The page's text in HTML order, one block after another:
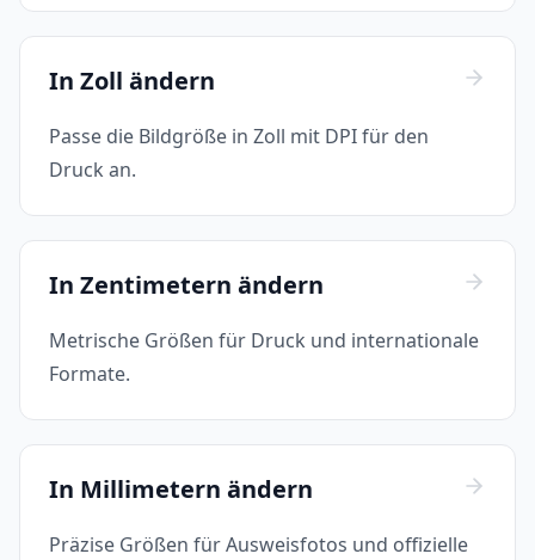
In Zoll ändern
Passe die Bildgröße in Zoll mit DPI für den
Druck an.
In Zentimetern ändern
Metrische Größen für Druck und internationale
Formate.
In Millimetern ändern
Präzise Größen für Ausweisfotos und offizielle